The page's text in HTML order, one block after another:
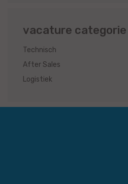
vacature categorie
Technisch
After Sales
Logistiek